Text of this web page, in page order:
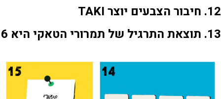
12. חיבור הצבעים יוצר TAKI
13. תוצאת התרגיל של תמרורי הטאקי היא 6